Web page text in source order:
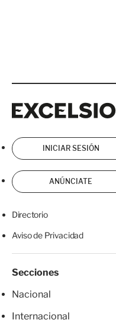
INICIAR SESIÓN
ANÚNCIATE
Directorio
Aviso de Privacidad
Secciones
Nacional
Internacional